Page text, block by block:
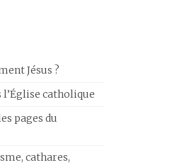
Jésus ?
l’Église catholique
pages du
cathares,